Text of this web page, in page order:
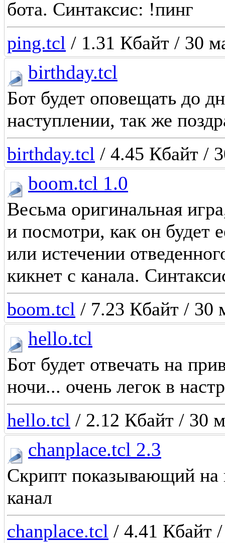
бота. Синтаксис: !пинг
ping.tcl / 1.31 Кбайт / 30
birthday.tcl
Бот будет оповещать до
наступлении, так же
birthday.tcl / 4.45 Кбайт /
boom.tcl 1.0
Весьма оригинальная
и посмотри, как он будет
или истечении
кикнет с канала.
boom.tcl / 7.23 Кбайт / 30
hello.tcl
Бот будет отвечать на
ночи... очень легок в
hello.tcl / 2.12 Кбайт / 30
chanplace.tcl 2.3
Скрипт показывающий на
канал
chanplace.tcl / 4.41 Кбайт